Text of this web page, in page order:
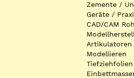
Zemente /
Geräte /
CAD/CAM
Artikulatoren
Modellieren